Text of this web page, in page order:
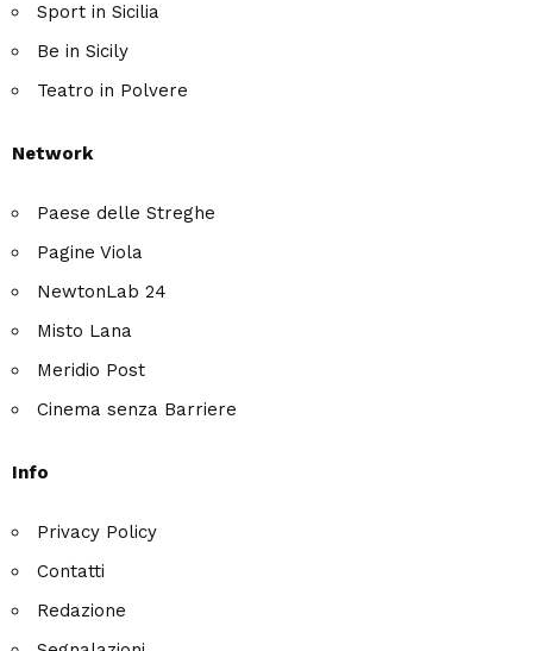
Sport in Sicilia
Be in Sicily
Teatro in Polvere
Network
Paese delle Streghe
Pagine Viola
NewtonLab 24
Misto Lana
Meridio Post
Cinema senza Barriere
Info
Privacy Policy
Contatti
Redazione